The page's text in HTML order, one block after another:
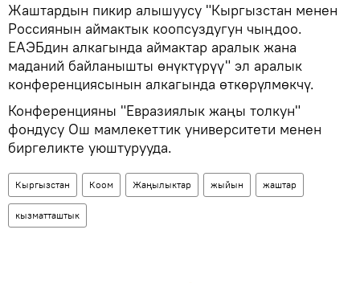
Жаштардын пикир алышуусу "Кыргызстан менен
Россиянын аймактык коопсуздугун чыңдоо.
ЕАЭБдин алкагында аймактар аралык жана
маданий байланышты өнүктүрүү" эл аралык
конференциясынын алкагында өткөрүлмөкчү.
Конференцияны "Евразиялык жаңы толкун"
фондусу Ош мамлекеттик университети менен
биргеликте уюштурууда.
Кыргызстан Коом Жаңылыктар жыйын жаштар
кызматташтык